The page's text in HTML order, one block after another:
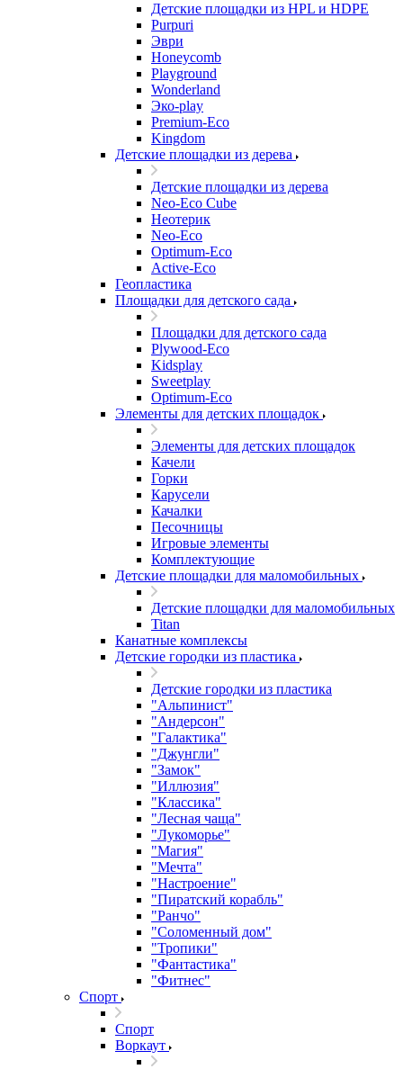
Детские площадки из HPL и HDPE
Purpuri
Эври
Honeycomb
Playground
Wonderland
Эко-play
Premium-Eco
Kingdom
Детские площадки из дерева
Детские площадки из дерева
Neo-Eco Cube
Неотерик
Neo-Eco
Оptimum-Еco
Active-Eco
Геопластика
Площадки для детского сада
Площадки для детского сада
Plywood-Eco
Kidsplay
Sweetplay
Оptimum-Еco
Элементы для детских площадок
Элементы для детских площадок
Качели
Горки
Карусели
Качалки
Песочницы
Игровые элементы
Комплектующие
Детские площадки для маломобильных
Детские площадки для маломобильных
Titan
Канатные комплексы
Детские городки из пластика
Детские городки из пластика
"Альпинист"
"Андерсон"
"Галактика"
"Джунгли"
"Замок"
"Иллюзия"
"Классика"
"Лесная чаща"
"Лукоморье"
"Магия"
"Мечта"
"Настроение"
"Пиратский корабль"
"Ранчо"
"Соломенный дом"
"Тропики"
"Фантастика"
"Фитнес"
Спорт
Спорт
Воркаут